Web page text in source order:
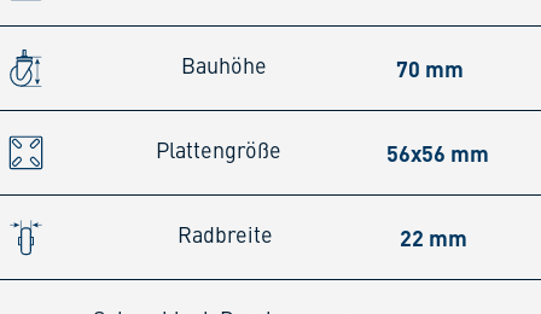
Bauhöhe 70 mm
Plattengröße 56x56 mm
Radbreite 22 mm